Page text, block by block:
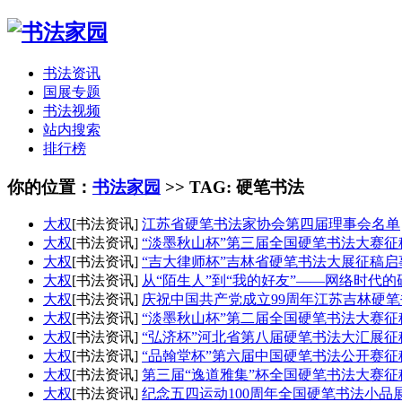
书法资讯
国展专题
书法视频
站内搜索
排行榜
你的位置： 书法家园 >> TAG: 硬笔书法
大权[书法资讯] 江苏省硬笔书法家协会第四届理事会名单
大权[书法资讯] “淡墨秋山杯”第三届全国硬笔书法大赛
大权[书法资讯] “吉大律师杯”吉林省硬笔书法大展征稿
大权[书法资讯] 从“陌生人”到“我的好友”——网络时代的
大权[书法资讯] 庆祝中国共产党成立99周年江苏吉林硬
大权[书法资讯] “淡墨秋山杯”第二届全国硬笔书法大赛
大权[书法资讯] “弘济杯”河北省第八届硬笔书法大汇展
大权[书法资讯] “品翰堂杯”第六届中国硬笔书法公开赛
大权[书法资讯] 第三届“逸道雅集”杯全国硬笔书法大赛
大权[书法资讯] 纪念五四运动100周年全国硬笔书法小品